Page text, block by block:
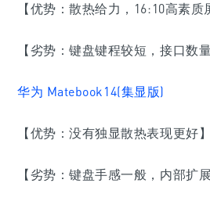
【优势：散热给力，16:10高素质
【劣势：键盘键程较短，接口数量
华为 Matebook14(集显版)
【优势：没有独显散热表现更好】
【劣势：键盘手感一般，内部扩